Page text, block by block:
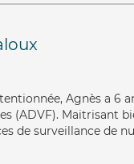
Agnès a 6
(ADVF). Maitrisant
de surveillance de